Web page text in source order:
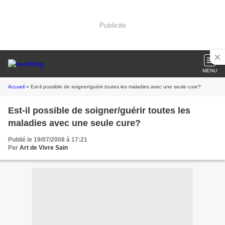
Publicité
MENU
Accueil » Est-il possible de soigner/guérir toutes les maladies avec une seule cure?
Est-il possible de soigner/guérir toutes les
maladies avec une seule cure?
Publié le 19/07/2008 à 17:21
Par Art de Vivre Sain